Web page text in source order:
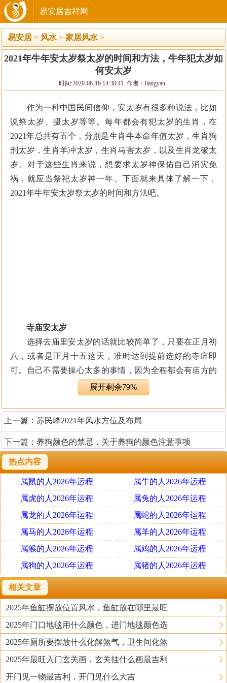
易安居吉祥网
易安居 > 风水 > 家居风水 >
2021年牛年安太岁祭太岁的时间和方法，牛年犯太岁如
何安太岁
时间:2020-06-16 14:38:41 作者：liangyan
作为一种中国民间信仰，安太岁有很多种说法，比如
说祭太岁、摄太岁等等。每年都会有犯太岁的生肖，在
2021年总共有五个，分别是生肖牛本命年值太岁，生肖狗
刑太岁，生肖羊冲太岁，生肖马害太岁，以及生肖龙破太
岁。对于这些生肖来说，想要求太岁神保佑自己消灾免
祸，就应当祭祀太岁神一年。下面就来具体了解一下，
2021年牛年安太岁祭太岁的时间和方法吧。
寺庙安太岁
选择去庙里安太岁的话就比较简单了，只要在正月初
八，或者是正月十五这天，准时达到提前选好的寺庙即
可。自己不需要操心太多的事情，因为全程都会有庙方的
人主持和安排，只要能够按照流程进行即可。不过需要注
干净整洁的衣服和鞋子，千万不要一副灰头土脸的模样就
去了庙里，这样是对太岁神的不尊重，可能会亵渎到神
灵，后果还是挺严重的。
在家安太岁
如果选择在家安太岁的话，要能够提前咨询专业人
士，每一个步骤都要仔细认真，不能出现差错，这样才能
得到自己想要的结果。
先要去太岁庙之中索取太岁符，日期有两个可以选
择，一个是农历的正月初八，还有一个就是正月十五，看
自己哪个日期比较方便即可。要找到客厅的流年太岁方，
进行太岁星君的安奉，当然如果家里面之前就设有神位的
话，那就比较方便了，可以直接在神位安太岁。
接着就要设立供桌香案，这个不是特别复杂，只要按
照平时祭祖的方式来进行和准备即可，比如说香烛和供品
都是必不可少的，还要取本命太岁护身符作为祭拜用的太
岁牌位。请太岁神的时候要焚香燃烛，三拜请神，还要宣
展开剩余79%
上一篇： 苏民峰2021年风水方位及布局
下一篇： 养狗颜色的禁忌，关于养狗的颜色注意事项
热点内容
属鼠的人2026年运程
属牛的人2026年运程
属虎的人2026年运程
属兔的人2026年运程
属龙的人2026年运程
属蛇的人2026年运程
属马的人2026年运程
属羊的人2026年运程
属猴的人2026年运程
属鸡的人2026年运程
属狗的人2026年运程
属猪的人2026年运程
相关文章
2025年鱼缸摆放位置风水，鱼缸放在哪里最旺
2025年门口地毯用什么颜色，进门地毯颜色选
2025年厕所要摆放什么化解煞气，卫生间化煞
2025年最旺入门玄关画，玄关挂什么画最吉利
开门见一物最吉利，开门见什么大吉